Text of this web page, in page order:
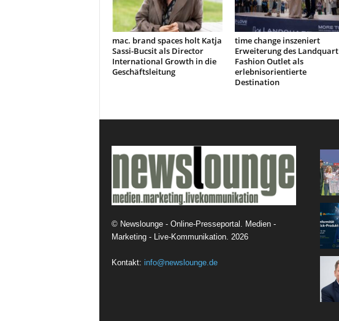
mac. brand spaces holt Katja
Sassi-Bucsit als Director
International Growth in die
Geschäftsleitung
time change inszeniert
Erweiterung des Landquart
Fashion Outlet als
erlebnisorientierte
Destination
© Newslounge - Online-Presseportal. Medien -
Marketing - Live-Kommunikation. 2026
Kontakt: info@newslounge.de